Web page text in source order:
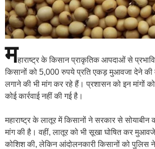
महाराष्ट्र के किसान प्राकृतिक आपदाओं से
किसानों को 5,000 रुपये प्रति एकड़ मुआवजा देने की
लगाने की भी मांग कर रहे हैं। प्रशासन को इन
कोई कार्रवाई नहीं की गई है।
महाराष्ट्र के लातूर में किसानों ने सरकार से
मांग की है। वहीं, लातूर को भी सूखा घोषित कर
कोशिश की, लेकिन आंदोलनकारी किसानों को पुलिस